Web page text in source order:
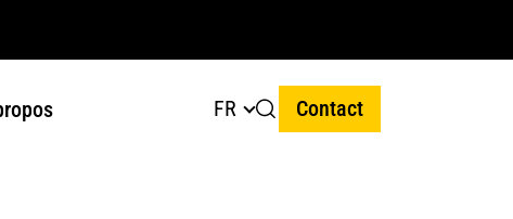
FR Contact